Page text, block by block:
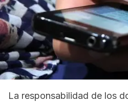
La responsabilidad de los